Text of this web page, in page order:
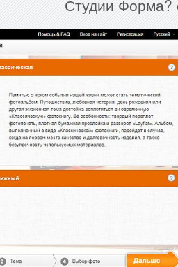
Студии Форма?